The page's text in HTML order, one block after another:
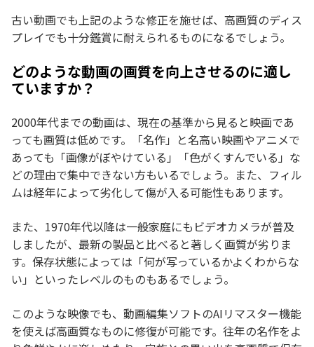
古い動画でも上記のような修正を施せば、高画質のディス
プレイでも十分鑑賞に耐えられるものになるでしょう。
どのような動画の画質を向上させるのに適し
ていますか？
2000年代までの動画は、現在の基準から見ると映画であ
っても画質は低めです。「名作」と名高い映画やアニメで
あっても「画像がぼやけている」「色がくすんでいる」な
どの理由で集中できない方もいるでしょう。また、フィル
ムは経年によって劣化して傷が入る可能性もあります。
また、1970年代以降は一般家庭にもビデオカメラが普及
しましたが、最新の製品と比べると著しく画質が劣りま
す。保存状態によっては「何が写っているかよくわからな
い」といったレベルのものもあるでしょう。
このような映像でも、動画編集ソフトのAIリマスター機能
を使えば高画質なものに修復が可能です。往年の名作をよ